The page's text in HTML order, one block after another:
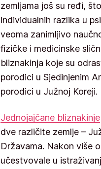
zemljama još su ređi,
individualnih razlika u
veoma zanimljivo
fizičke i medicinske
bliznakinja koje su
porodici u Sjedinjenim
porodici u Južnoj Koreji.
Jednojajčane bliznakinje
dve različite zemlje –
Državama. Nakon više
učestvovale u